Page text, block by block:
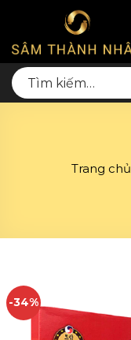
content
Tìm
kiếm:
Trang chủ
-34%